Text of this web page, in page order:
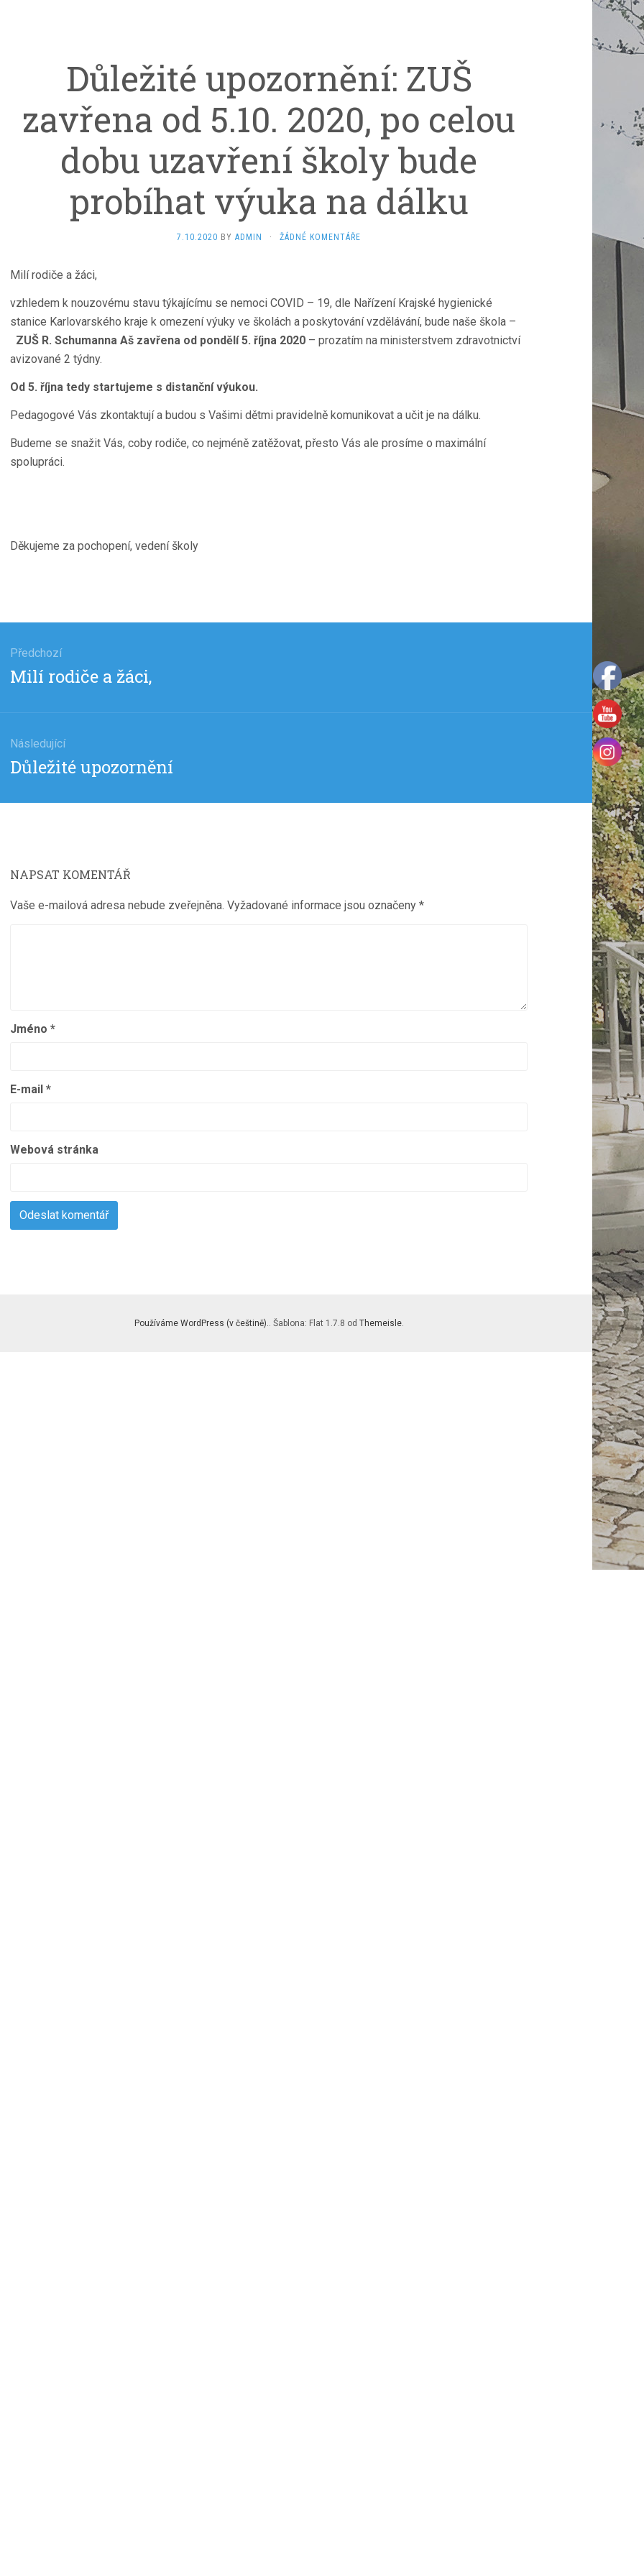
Důležité upozornění: ZUŠ
zavřena od 5.10. 2020, po celou
dobu uzavření školy bude
probíhat výuka na dálku
7.10.2020 BY ADMIN · ŽÁDNÉ KOMENTÁŘE
Milí rodiče a žáci,
vzhledem k nouzovému stavu týkajícímu se nemoci COVID – 19, dle Nařízení Krajské hygienické
stanice Karlovarského kraje k omezení výuky ve školách a poskytování vzdělávání, bude naše škola –
ZUŠ R. Schumanna Aš zavřena od pondělí 5. října 2020 – prozatím na ministerstvem zdravotnictví
avizované 2 týdny.
Od 5. října tedy startujeme s distanční výukou.
Pedagogové Vás zkontaktují a budou s Vašimi dětmi pravidelně komunikovat a učit je na dálku.
Budeme se snažit Vás, coby rodiče, co nejméně zatěžovat, přesto Vás ale prosíme o maximální
spolupráci.
Děkujeme za pochopení, vedení školy
Předchozí
Předchozí
Milí rodiče a žáci,
Následující
Následující
Důležité upozornění
NAPSAT KOMENTÁŘ
Vaše e-mailová adresa nebude zveřejněna. Vyžadované informace jsou označeny *
Jméno *
E-mail *
Webová stránka
Používáme WordPress (v češtině).. Šablona: Flat 1.7.8 od Themeisle.